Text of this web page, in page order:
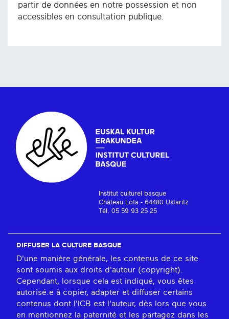
partir de données en notre possession et non
accessibles en consultation publique.
Institut culturel basque
Château Lota - 64480 Ustaritz
Tél. 05 59 93 25 25
DIFFUSER LA CULTURE BASQUE
D'une manière générale, les contenus de ce site
sont soumis aux droits d'auteur (copyright).
Cependant, lorsque cela est indiqué, vous êtes
autorisé.e à copier, adapter et diffuser certains
contenus dont l'ICB est l'auteur, dès lors que vous
en mentionnez la paternité et les partagez dans les